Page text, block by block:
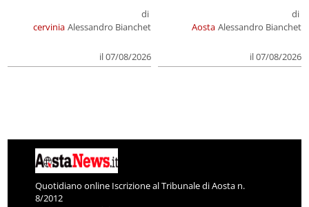
cervinia
di
Alessandro Bianchet
il 07/08/2026
Aosta
di
Alessandro Bianchet
il 07/08/2026
Quotidiano online Iscrizione al Tribunale di Aosta n.
8/2012